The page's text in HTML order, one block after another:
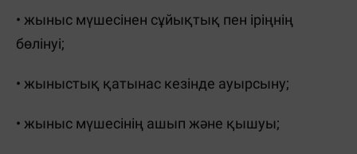
• жыныс мүшесінен сұйықтық пен іріңнің
бөлінуі;
• жыныстық қатынас кезінде ауырсыну;
• жыныс мүшесінің ашып және қышуы;